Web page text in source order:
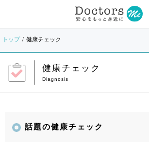
トップ 健康チェック
健康チェック
話題の健康チェック